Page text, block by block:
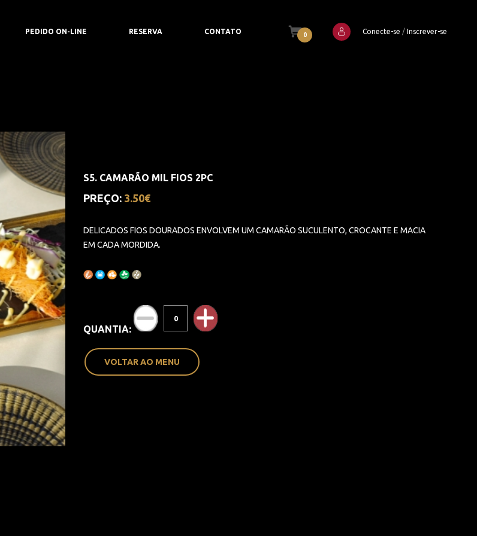
0 Conecte-se / Inscrever-se
PEDIDO ON-LINE RESERVA CONTATO
S5. CAMARÃO MIL FIOS 2PC
PREÇO: 3.50€
DELICADOS FIOS DOURADOS ENVOLVEM UM CAMARÃO SUCULENTO, CROCANTE E MACIA
EM CADA MORDIDA.
QUANTIA:
VOLTAR AO MENU